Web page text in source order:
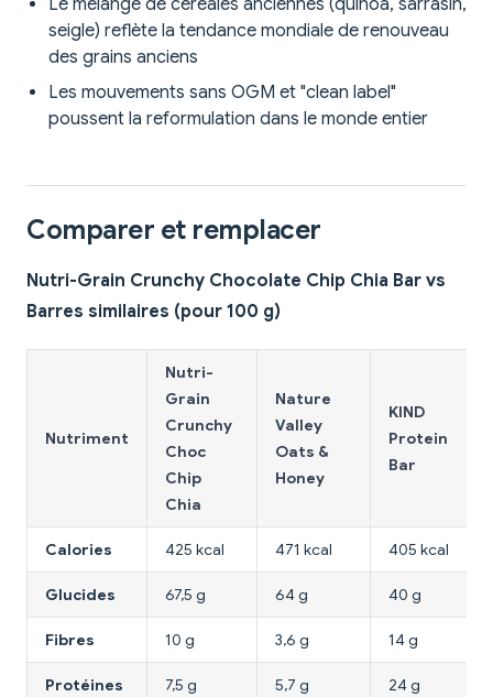
Le mélange de céréales anciennes (quinoa, sarrasin,
seigle) reflète la tendance mondiale de renouveau
des grains anciens
Les mouvements sans OGM et "clean label"
poussent la reformulation dans le monde entier
Comparer et remplacer
Nutri-Grain Crunchy Chocolate Chip Chia Bar vs
Barres similaires (pour 100 g)
Nutriment
Nutri-
Grain
Crunchy
Choc
Chip
Chia
Nature
Valley
Oats &
Honey
KIND
Protein
Bar
Calories 425 kcal 471 kcal 405 kcal
Glucides 67,5 g 64 g 40 g
Fibres 10 g 3,6 g 14 g
Protéines 7,5 g 5,7 g 24 g